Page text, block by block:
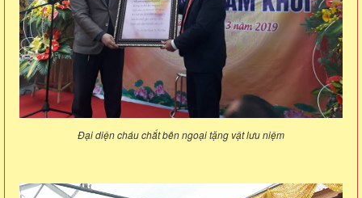
Đại diện cháu chắt bên ngoại tặng vật lưu niệm